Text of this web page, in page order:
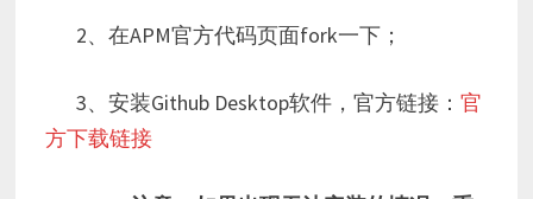
2、在APM官方代码页面fork一下；
3、安装Github Desktop软件，官方链接： 官
方下载链接